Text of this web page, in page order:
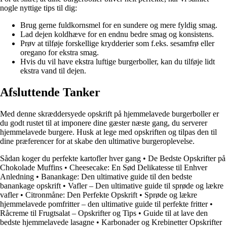
nogle nyttige tips til dig:
Brug gerne fuldkornsmel for en sundere og mere fyldig smag.
Lad dejen koldhæve for en endnu bedre smag og konsistens.
Prøv at tilføje forskellige krydderier som f.eks. sesamfrø eller
oregano for ekstra smag.
Hvis du vil have ekstra luftige burgerboller, kan du tilføje lidt
ekstra vand til dejen.
Afsluttende Tanker
Med denne skræddersyede opskrift på hjemmelavede burgerboller er
du godt rustet til at imponere dine gæster næste gang, du serverer
hjemmelavede burgere. Husk at lege med opskriften og tilpas den til
dine præferencer for at skabe den ultimative burgeroplevelse.
Sådan koger du perfekte kartofler hver gang • De Bedste Opskrifter på
Chokolade Muffins • Cheesecake: En Sød Delikatesse til Enhver
Anledning • Banankage: Den ultimative guide til den bedste
banankage opskrift • Vafler – Den ultimative guide til sprøde og lækre
vafler• Citronmåne: Den Perfekte Opskrift • Sprøde og lækre
hjemmelavede pomfritter – den ultimative guide til perfekte fritter•
Råcreme til Frugtsalat – Opskrifter og Tips • Guide til at lave den
bedste hjemmelavede lasagne • Karbonader og Krebinetter Opskrifter